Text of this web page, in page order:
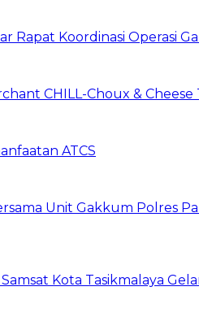
Rapat Koordinasi Operasi
CHILL-Choux & Cheese
ATCS
Unit Gakkum Polres
Kota Tasikmalaya